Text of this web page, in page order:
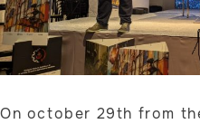
On october 29th from